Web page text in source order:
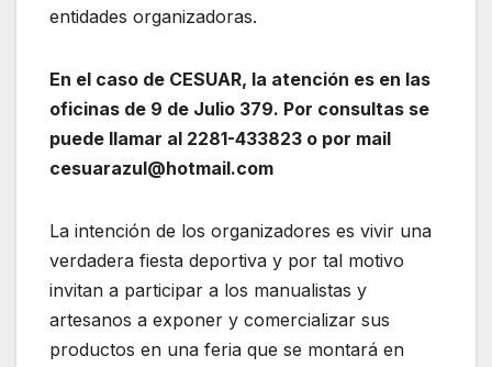
entidades organizadoras.
En el caso de CESUAR, la atención es en las
oficinas de 9 de Julio 379. Por consultas se
puede llamar al 2281-433823 o por mail
cesuarazul@hotmail.com
La intención de los organizadores es vivir una
verdadera fiesta deportiva y por tal motivo
invitan a participar a los manualistas y
artesanos a exponer y comercializar sus
productos en una feria que se montará en